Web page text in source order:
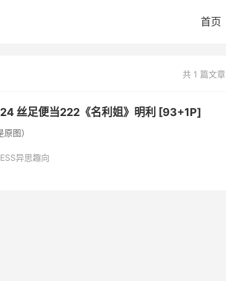
首页
共 1 篇文章
丝足便当222《名利姐》明利 [93+1P]
图）
异思趣向